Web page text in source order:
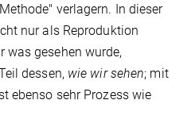
verlagern. In dieser
nur als Reproduktion
was gesehen wurde,
dessen, wie wir sehen; mit
ebenso sehr Prozess wie